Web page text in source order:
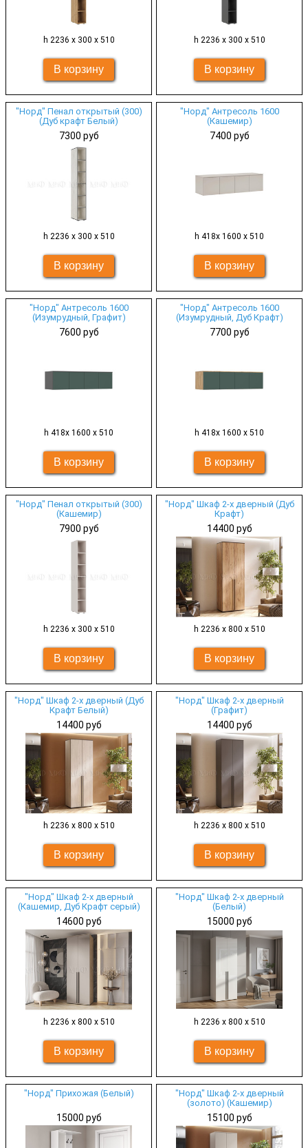
h 2236 х 300 х 510 h 2236 х 300 х 510
"Норд" Пенал открытый (300)
(Дуб крафт Белый)
7300 руб
h 2236 х 300 х 510
"Норд" Антресоль 1600
(Кашемир)
7400 руб
h 418х 1600 х 510
"Норд" Антресоль 1600
(Изумрудный, Графит)
7600 руб
h 418х 1600 х 510
"Норд" Антресоль 1600
(Изумрудный, Дуб Крафт)
7700 руб
h 418х 1600 х 510
"Норд" Пенал открытый (300)
(Кашемир)
7900 руб
h 2236 х 300 х 510
"Норд" Шкаф 2-х дверный (Дуб
Крафт)
14400 руб
h 2236 х 800 х 510
"Норд" Шкаф 2-х дверный (Дуб
Крафт Белый)
14400 руб
h 2236 х 800 х 510
"Норд" Шкаф 2-х дверный
(Графит)
14400 руб
h 2236 х 800 х 510
"Норд" Шкаф 2-х дверный
(Кашемир, Дуб Крафт серый)
14600 руб
h 2236 х 800 х 510
"Норд" Шкаф 2-х дверный
(Белый)
15000 руб
h 2236 х 800 х 510
"Норд" Прихожая (Белый)
15000 руб
"Норд" Шкаф 2-х дверный
(золото) (Кашемир)
15100 руб